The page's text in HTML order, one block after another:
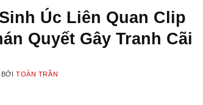
Úc Liên Quan Clip
Quyết Gây Tranh Cãi
BỞITOÀN TRẦN